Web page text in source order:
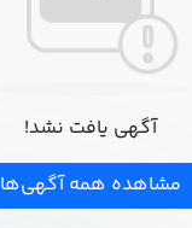
آگهی یافت نشد!
مشاهده همه آگهی‌ها